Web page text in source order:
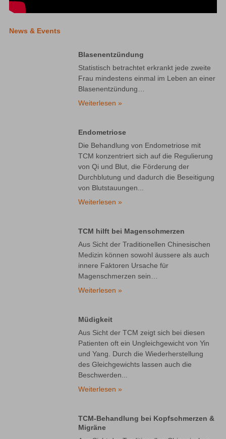
News & Events
Blasenentzündung
Statistisch betrachtet erkrankt jede zweite
Frau mindestens einmal im Leben an einer
Blasenentzündung…
Weiterlesen »
Endometriose
Die Behandlung von Endometriose mit
TCM konzentriert sich auf die Regulierung
von Qi und Blut, die Förderung der
Durchblutung und dadurch die Beseitigung
von Blutstauungen...
Weiterlesen »
TCM hilft bei Magenschmerzen
Aus Sicht der Traditionellen Chinesischen
Medizin können sowohl äussere als auch
innere Faktoren Ursache für
Magenschmerzen sein…
Weiterlesen »
Müdigkeit
Aus Sicht der TCM zeigt sich bei diesen
Patienten oft ein Ungleichgewicht von Yin
und Yang. Durch die Wiederherstellung
des Gleichgewichts lassen auch die
Beschwerden...
Weiterlesen »
TCM-Behandlung bei Kopfschmerzen &
Migräne